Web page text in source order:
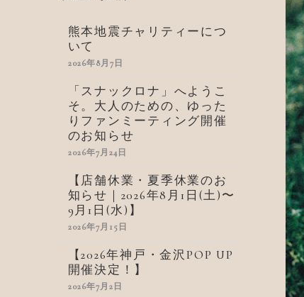
熊本地震チャリティーにつ
いて
2026年8月7日
「スナックロナ」へようこ
そ。大人のための、ゆった
りファンミーティング開催
のお知らせ
2026年7月24日
【店舗休業・夏季休業のお
知らせ｜2026年8月1日(土)〜
9月1日(水)】
2026年7月15日
【2026年神戸・金沢POP UP
開催決定！】
2026年7月2日